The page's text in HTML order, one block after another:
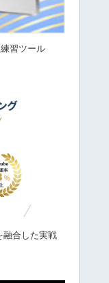
習ツール
融合した実戦